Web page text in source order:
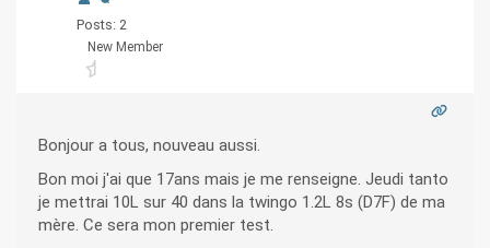
Posts: 2
New Member
Bonjour a tous, nouveau aussi.
Bon moi j'ai que 17ans mais je me renseigne. Jeudi tanto
je mettrai 10L sur 40 dans la twingo 1.2L 8s (D7F) de ma
mère. Ce sera mon premier test.